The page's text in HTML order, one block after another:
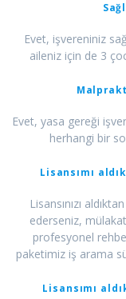
Evet, işvereniniz
aileniz için de 3
Evet, yasa gereği
herhangi bir
Lisansımı
Lisansınızı
ederseniz,
profesyonel
paketimiz iş arama
Lisansımı